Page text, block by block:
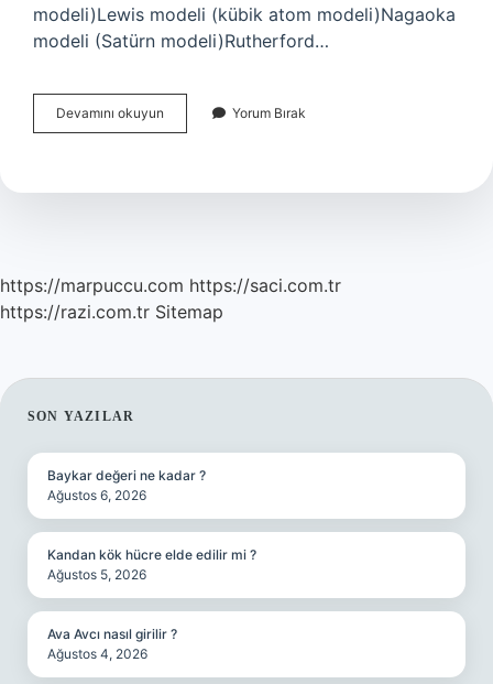
modeli)Lewis modeli (kübik atom modeli)Nagaoka
modeli (Satürn modeli)Rutherford…
Devamını okuyun
Sınıf
Atom
Yorum Bırak
https://marpuccu.com https://saci.com.tr
https://razi.com.tr Sitemap
SIDEBAR
SON YAZILAR
Baykar değeri ne kadar ?
Ağustos 6, 2026
Kandan kök hücre elde edilir mi ?
Ağustos 5, 2026
Ava Avcı nasıl girilir ?
Ağustos 4, 2026